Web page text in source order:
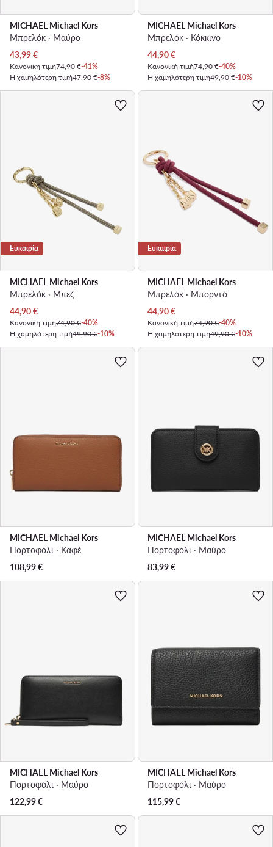
MICHAEL Michael Kors
Μπρελόκ · Μαύρο
Τρέχουσα τιμή
43,99€
Κανονική τιμή74,90 €-41%
Η χαμηλότερη τιμή47,90 €-8%
MICHAEL Michael Kors
Μπρελόκ · Κόκκινο
Τρέχουσα τιμή
44,90€
Κανονική τιμή74,90 €-40%
Η χαμηλότερη τιμή49,90 €-10%
Ευκαιρία
MICHAEL Michael Kors
Μπρελόκ · Μπεζ
Τρέχουσα τιμή
44,90€
Κανονική τιμή74,90 €-40%
Η χαμηλότερη τιμή49,90 €-10%
Ευκαιρία
MICHAEL Michael Kors
Μπρελόκ · Μπορντό
Τρέχουσα τιμή
44,90€
Κανονική τιμή74,90 €-40%
Η χαμηλότερη τιμή49,90 €-10%
MICHAEL Michael Kors
Πορτοφόλι · Καφέ
108,99€
MICHAEL Michael Kors
Πορτοφόλι · Μαύρο
83,99€
MICHAEL Michael Kors
Πορτοφόλι · Μαύρο
122,99€
MICHAEL Michael Kors
Πορτοφόλι · Μαύρο
115,99€